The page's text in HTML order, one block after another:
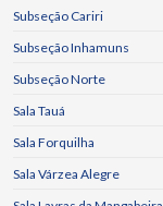
Subseção Cariri
Subseção Inhamuns
Subseção Norte
Sala Tauá
Sala Forquilha
Sala Várzea Alegre